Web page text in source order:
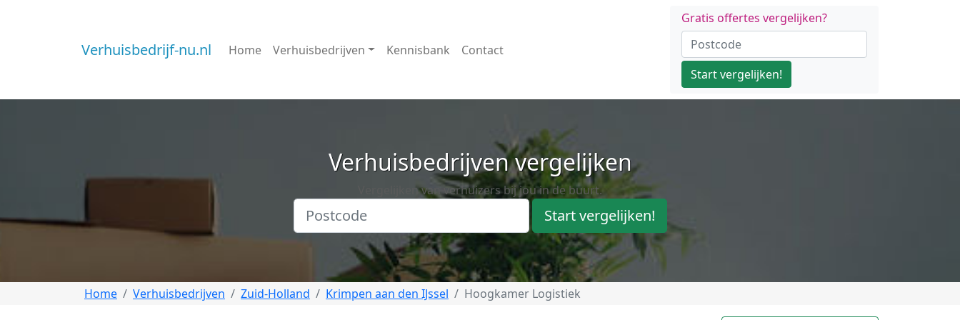
Verhuisbedrijf-nu.nl Home Verhuisbedrijven Kennisbank Contact
Gratis offertes vergelijken?
Start vergelijken!
Verhuisbedrijven vergelijken
Vergelijken van verhuizers bij jou in de buurt.
Start vergelijken!
Home Verhuisbedrijven Zuid-Holland Krimpen aan den IJssel Hoogkamer Logistiek